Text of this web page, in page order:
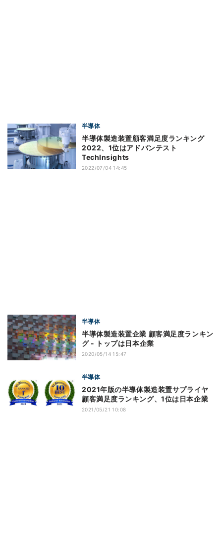
半導体
半導体製造装置顧客満足度ランキング
2022、1位はアドバンテスト
TechInsights
2022/07/04 14:45
半導体
半導体製造装置企業 顧客満足度ランキン
グ - トップは日本企業
2020/05/14 15:47
半導体
2021年版の半導体製造装置サプライヤ
顧客満足度ランキング、1位は日本企業
2021/05/21 10:08